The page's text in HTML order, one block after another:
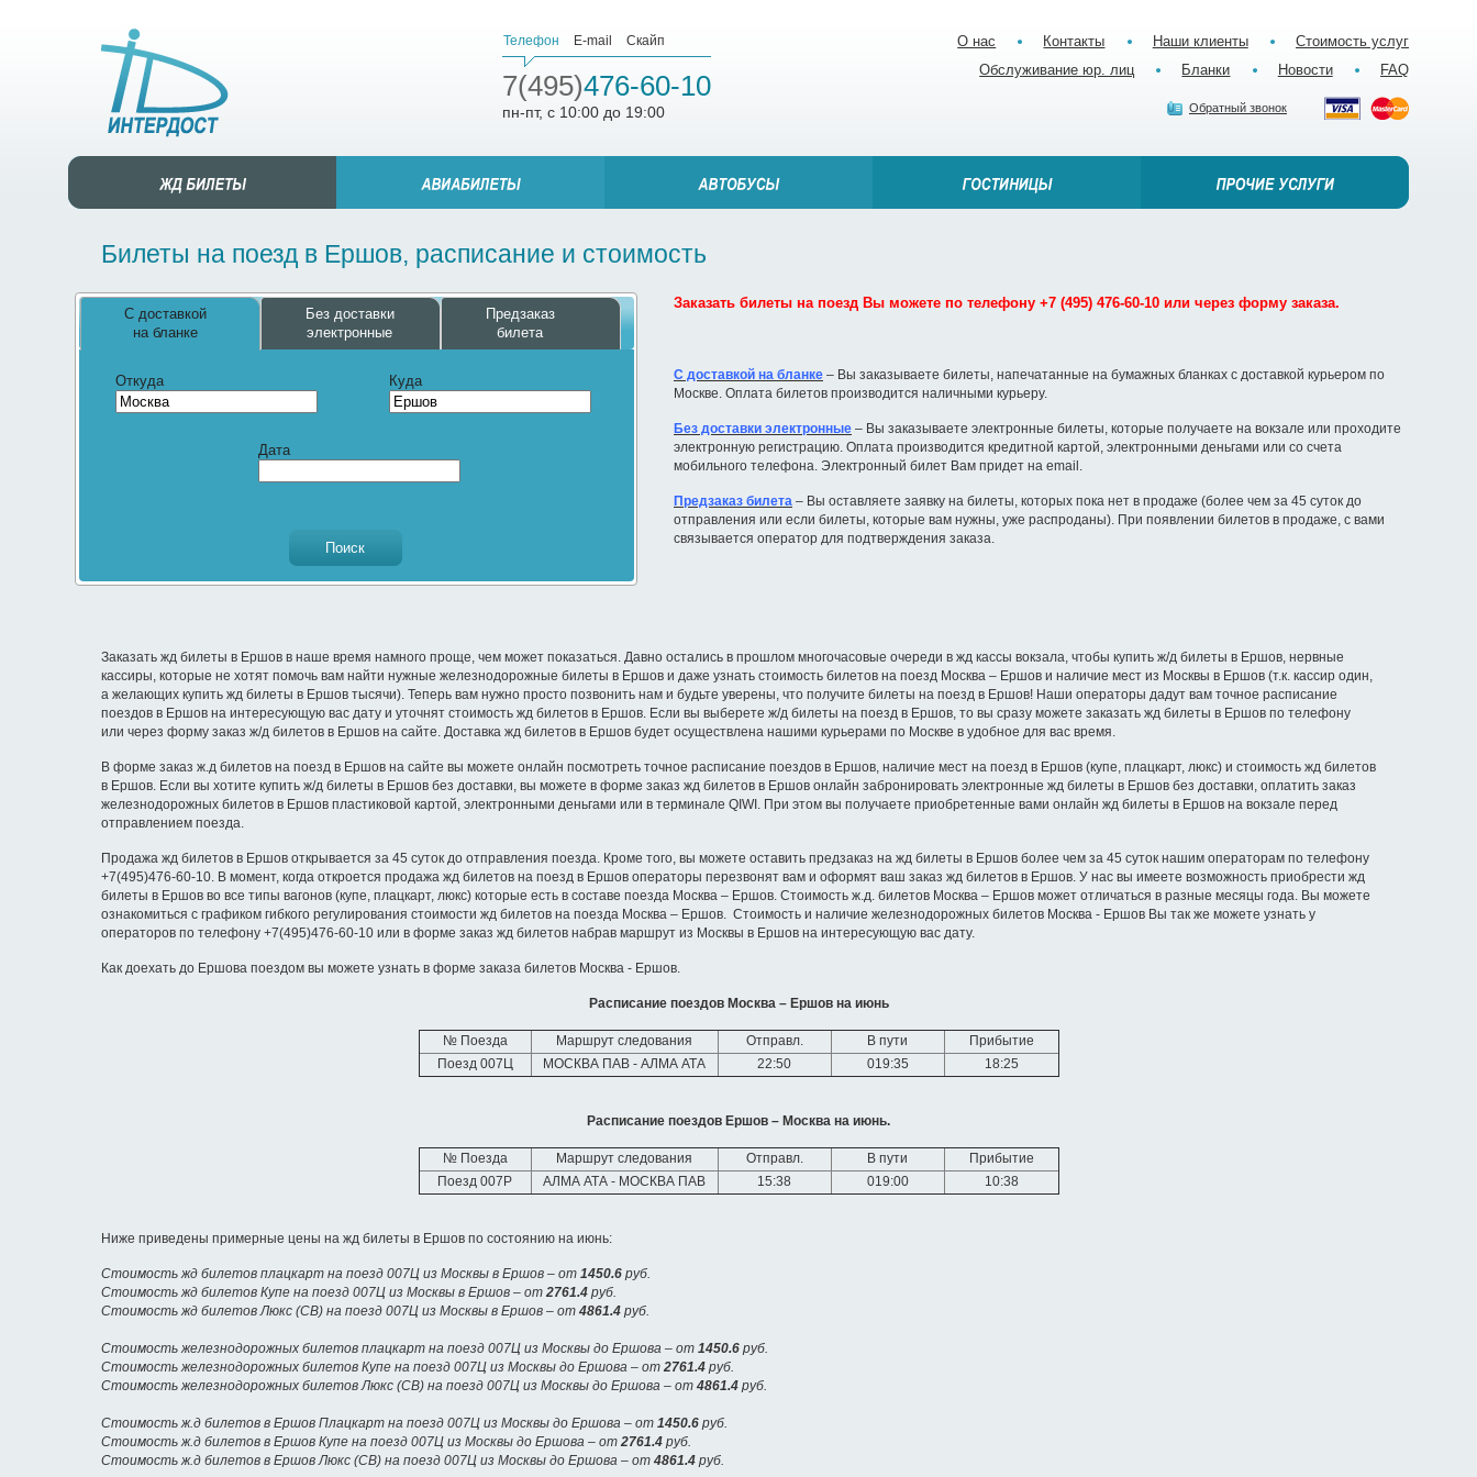
Телефон E-mail Скайп
7(495)476-60-10
пн-пт, с 10:00 до 19:00
О нас Контакты Наши клиенты
Стоимость услуг
Обслуживание юр. лиц
Бланки Новости FAQ
Обратный звонок
Билеты на поезд в Ершов, расписание и стоимость
С доставкой
на бланке
Без доставки
электронные
Предзаказ
билета
Откуда Куда
Дата
Заказать билеты на поезд Вы можете по телефону +7 (495) 476-60-10 или через форму заказа.
С доставкой на бланке – Вы заказываете билеты, напечатанные на бумажных бланках с доставкой курьером по
Москве. Оплата билетов производится наличными курьеру.
Без доставки электронные – Вы заказываете электронные билеты, которые получаете на вокзале или проходите
электронную регистрацию. Оплата производится кредитной картой, электронными деньгами или со счета
мобильного телефона. Электронный билет Вам придет на email.
Предзаказ билета – Вы оставляете заявку на билеты, которых пока нет в продаже (более чем за 45 суток до
отправления или если билеты, которые вам нужны, уже распроданы). При появлении билетов в продаже, с вами
связывается оператор для подтверждения заказа.
Заказать жд билеты в Ершов в наше время намного проще, чем может показаться. Давно остались в прошлом многочасовые очереди в жд кассы вокзала, чтобы купить ж/д билеты в Ершов, нервные
кассиры, которые не хотят помочь вам найти нужные железнодорожные билеты в Ершов и даже узнать стоимость билетов на поезд Москва – Ершов и наличие мест из Москвы в Ершов (т.к. кассир один,
а желающих купить жд билеты в Ершов тысячи). Теперь вам нужно просто позвонить нам и будьте уверены, что получите билеты на поезд в Ершов! Наши операторы дадут вам точное расписание
поездов в Ершов на интересующую вас дату и уточнят стоимость жд билетов в Ершов. Если вы выберете ж/д билеты на поезд в Ершов, то вы сразу можете заказать жд билеты в Ершов по телефону
или через форму заказ ж/д билетов в Ершов на сайте. Доставка жд билетов в Ершов будет осуществлена нашими курьерами по Москве в удобное для вас время.
В форме заказ ж.д билетов на поезд в Ершов на сайте вы можете онлайн посмотреть точное расписание поездов в Ершов, наличие мест на поезд в Ершов (купе, плацкарт, люкс) и стоимость жд билетов
в Ершов. Если вы хотите купить ж/д билеты в Ершов без доставки, вы можете в форме заказ жд билетов в Ершов онлайн забронировать электронные жд билеты в Ершов без доставки, оплатить заказ
железнодорожных билетов в Ершов пластиковой картой, электронными деньгами или в терминале QIWI. При этом вы получаете приобретенные вами онлайн жд билеты в Ершов на вокзале перед
отправлением поезда.
Продажа жд билетов в Ершов открывается за 45 суток до отправления поезда. Кроме того, вы можете оставить предзаказ на жд билеты в Ершов более чем за 45 суток нашим операторам по телефону
+7(495)476-60-10. В момент, когда откроется продажа жд билетов на поезд в Ершов операторы перезвонят вам и оформят ваш заказ жд билетов в Ершов. У нас вы имеете возможность приобрести жд
билеты в Ершов во все типы вагонов (купе, плацкарт, люкс) которые есть в составе поезда Москва – Ершов. Стоимость ж.д. билетов Москва – Ершов может отличаться в разные месяцы года. Вы можете
ознакомиться с графиком гибкого регулирования стоимости жд билетов на поезда Москва – Ершов. Стоимость и наличие железнодорожных билетов Москва - Ершов Вы так же можете узнать у
операторов по телефону +7(495)476-60-10 или в форме заказ жд билетов набрав маршрут из Москвы в Ершов на интересующую вас дату.
Как доехать до Ершова поездом вы можете узнать в форме заказа билетов Москва - Ершов.
Расписание поездов Москва – Ершов на июнь
№ Поезда Маршрут следования Отправл. В пути
Прибытие
Поезд 007Ц
МОСКВА ПАВ - АЛМА АТА 22:50 019:35 18:25
Расписание поездов Ершов – Москва на июнь.
№ Поезда Маршрут следования Отправл. В пути
Прибытие
Поезд 007Р
АЛМА АТА - МОСКВА ПАВ 15:38 019:00 10:38
Ниже приведены примерные цены на жд билеты в Ершов по состоянию на июнь:
Стоимость жд билетов плацкарт на поезд 007Ц из Москвы в Ершов – от 1450.6 руб.
Стоимость жд билетов Купе на поезд 007Ц из Москвы в Ершов – от 2761.4 руб.
Стоимость жд билетов Люкс (СВ) на поезд 007Ц из Москвы в Ершов – от 4861.4 руб.
Стоимость железнодорожных билетов плацкарт на поезд 007Ц из Москвы до Ершова – от 1450.6 руб.
Стоимость железнодорожных билетов Купе на поезд 007Ц из Москвы до Ершова – от 2761.4 руб.
Стоимость железнодорожных билетов Люкс (СВ) на поезд 007Ц из Москвы до Ершова – от 4861.4 руб.
Стоимость ж.д билетов в Ершов Плацкарт на поезд 007Ц из Москвы до Ершова – от 1450.6 руб.
Стоимость ж.д билетов в Ершов Купе на поезд 007Ц из Москвы до Ершова – от 2761.4 руб.
Стоимость ж.д билетов в Ершов Люкс (СВ) на поезд 007Ц из Москвы до Ершова – от 4861.4 руб.